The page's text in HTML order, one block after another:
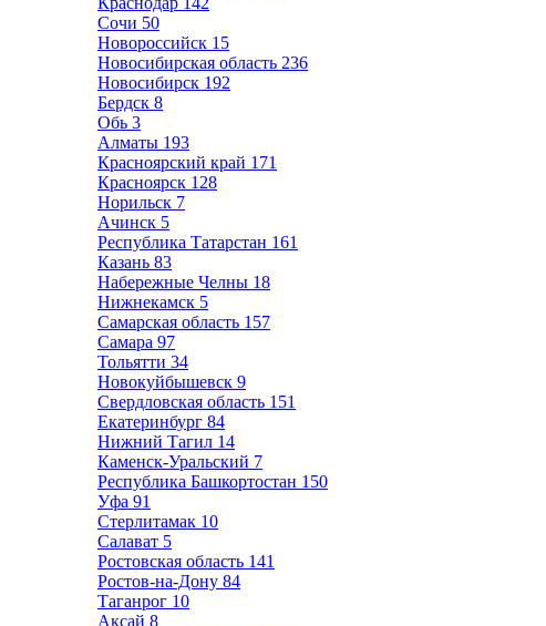
Сочи 50
Новороссийск 15
Новосибирская область 236
Новосибирск 192
Бердск 8
Обь 3
Алматы 193
Красноярский край 171
Красноярск 128
Норильск 7
Ачинск 5
Республика Татарстан 161
Казань 83
Набережные Челны 18
Нижнекамск 5
Самарская область 157
Самара 97
Тольятти 34
Новокуйбышевск 9
Свердловская область 151
Екатеринбург 84
Нижний Тагил 14
Каменск-Уральский 7
Республика Башкортостан 150
Уфа 91
Стерлитамак 10
Салават 5
Ростовская область 141
Ростов-на-Дону 84
Таганрог 10
Аксай 8